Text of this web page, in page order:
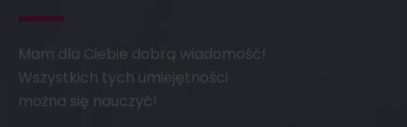
Mam dla Ciebie dobrą wiadomość!
Wszystkich tych umiejętności
można się nauczyć!